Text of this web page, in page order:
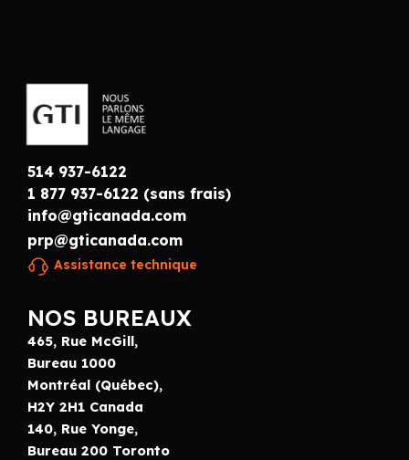
514 937-6122
1 877 937-6122 (sans frais)
info@gticanada.com
prp@gticanada.com
Assistance technique
NOS BUREAUX
465, Rue McGill,
Bureau 1000
Montréal (Québec),
H2Y 2H1 Canada
140, Rue Yonge,
Bureau 200 Toronto